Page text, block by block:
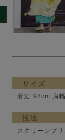
サイズ
着丈 98cm 肩
技法
スクリーンプリ